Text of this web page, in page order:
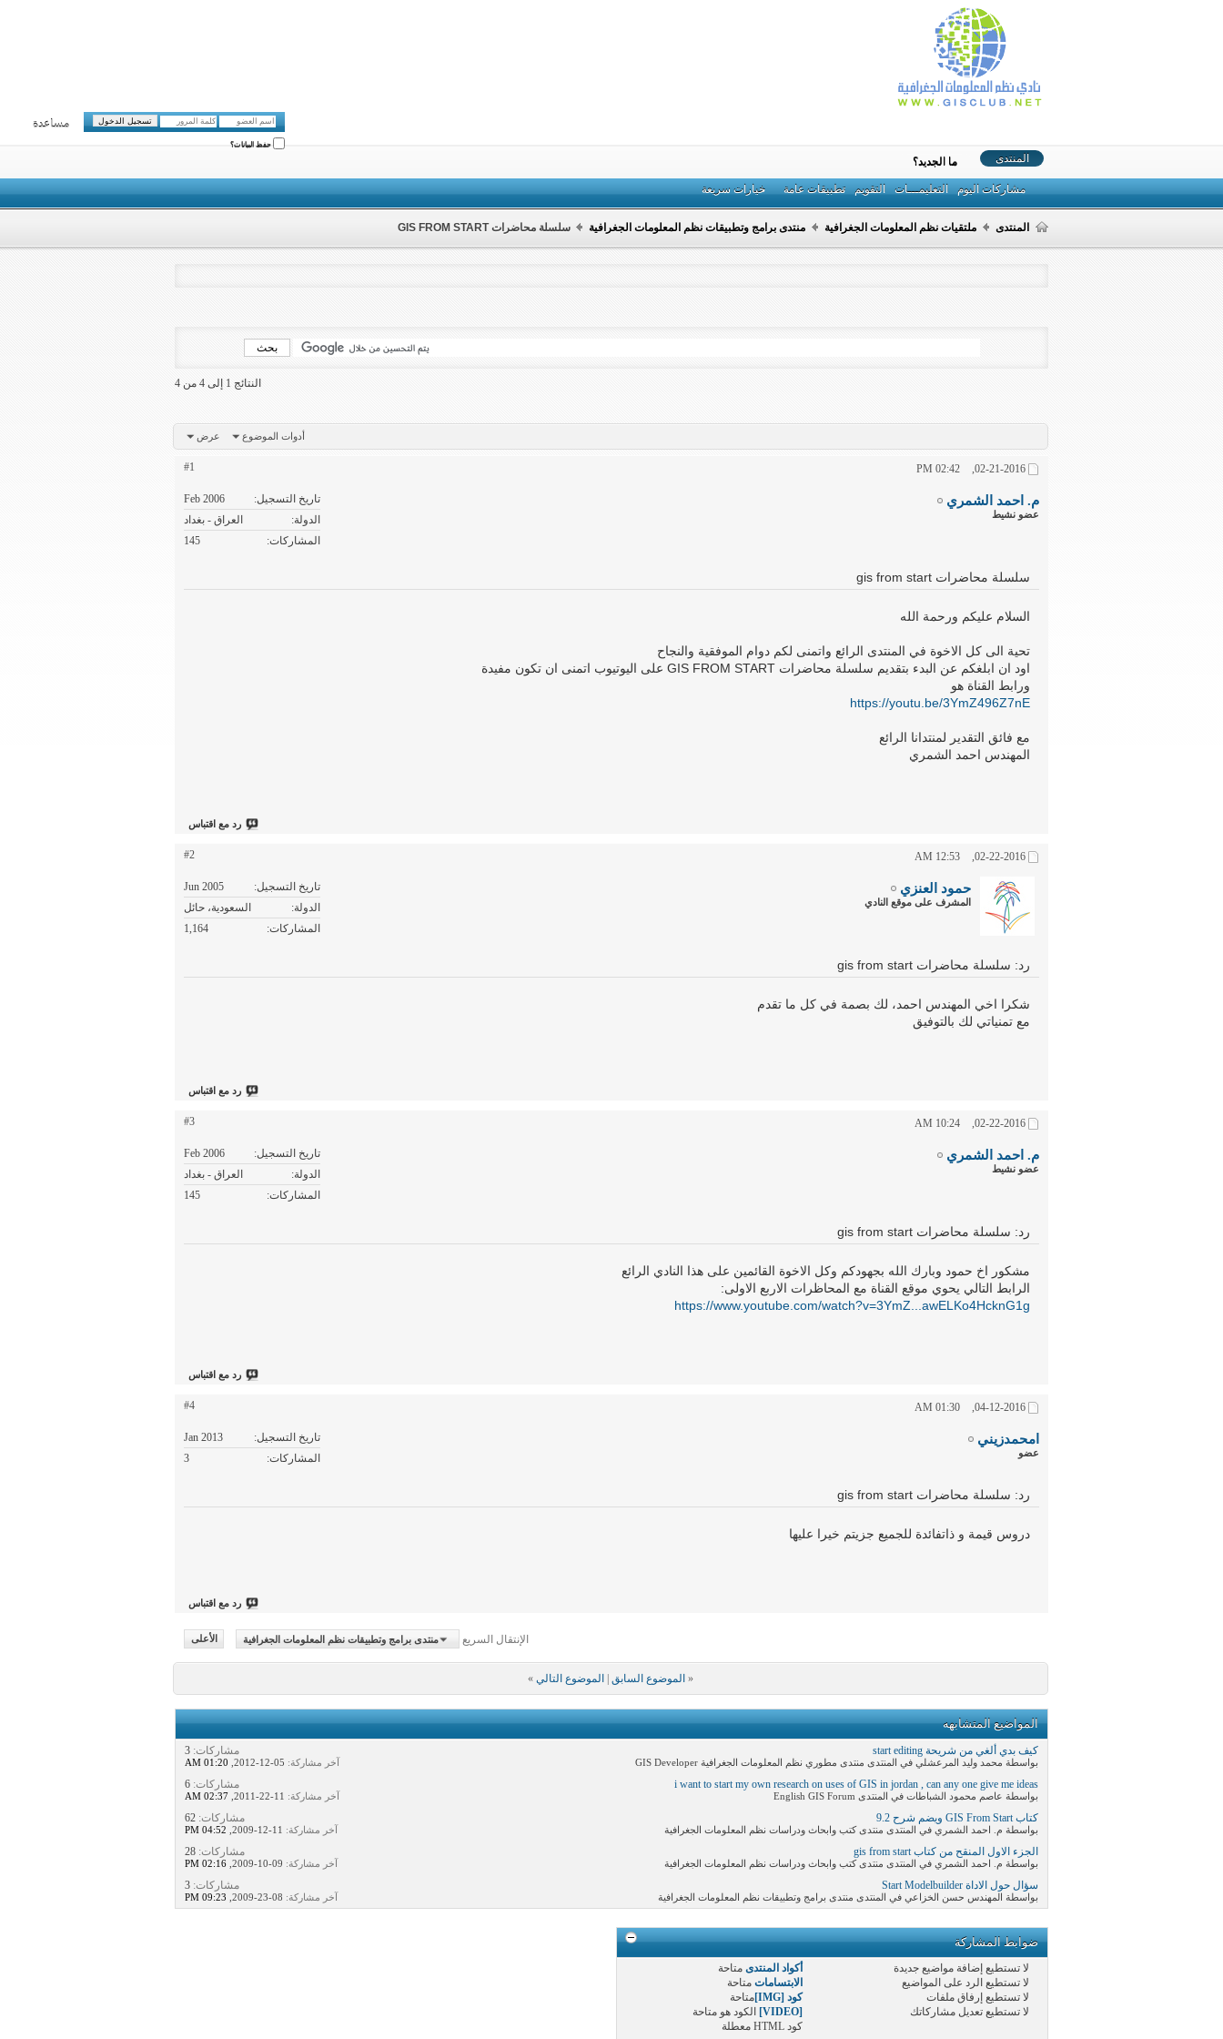
مساعدة
حفظ البيانات؟
المنتدى
مشاركات اليوم التعليمـــات التقويم تطبيقات عامة خيارات سريعة
ما الجديد؟
المنتدى ملتقيات نظم المعلومات الجغرافية منتدى برامج وتطبيقات نظم المعلومات الجغرافية سلسلة محاضرات GIS FROM START
النتائج 1 إلى 4 من 4
أدوات الموضوع عرض
02-21-2016,
02:42 PM
#1
م. احمد الشمري
عضو نشيط
تاريخ التسجيل
Feb 2006
الدولة
العراق - بغداد
المشاركات
145
سلسلة محاضرات gis from start
السلام عليكم ورحمة الله
تحية الى كل الاخوة في المنتدى الرائع واتمنى لكم دوام الموفقية والنجاح
اود ان ابلغكم عن البدء بتقديم سلسلة محاضرات GIS FROM START على اليوتيوب اتمنى ان تكون مفيدة
ورابط القناة هو
https://youtu.be/3YmZ496Z7nE
مع فائق التقدير لمنتدانا الرائع
المهندس احمد الشمري
رد مع اقتباس
02-22-2016,
12:53 AM
#2
حمود العنزي
المشرف على موقع النادي
تاريخ التسجيل
Jun 2005
الدولة
السعودية، حائل
المشاركات
1,164
رد: سلسلة محاضرات gis from start
شكرا اخي المهندس احمد، لك بصمة في كل ما تقدم
مع تمنياتي لك بالتوفيق
رد مع اقتباس
02-22-2016,
10:24 AM
#3
م. احمد الشمري
عضو نشيط
تاريخ التسجيل
Feb 2006
الدولة
العراق - بغداد
المشاركات
145
رد: سلسلة محاضرات gis from start
مشكور اخ حمود وبارك الله بجهودكم وكل الاخوة القائمين على هذا النادي الرائع
الرابط التالي يحوي موقع القناة مع المحاظرات الاربع الاولى:
https://www.youtube.com/watch?v=3YmZ...awELKo4HcknG1g
رد مع اقتباس
04-12-2016,
01:30 AM
#4
امحمدزيني
عضو
تاريخ التسجيل
Jan 2013
المشاركات
3
رد: سلسلة محاضرات gis from start
دروس قيمة و ذاتفائدة للجميع جزيتم خيرا عليها
رد مع اقتباس
الإنتقال السريع منتدى برامج وتطبيقات نظم المعلومات الجغرافية الأعلى
« الموضوع السابق الموضوع التالي »
المواضيع المتشابهه
كيف بدي ألغي من شريحة start editing
بواسطة محمد وليد المرعشلي في المنتدى منتدى مطوري نظم المعلومات الجغرافية GIS Developer
مشاركات:
آخر مشاركة: 01:20 AM
i want to start my own research on uses of GIS in jordan , can any one give me ideas
بواسطة عاصم محمود الشباطات في المنتدى English GIS Forum
مشاركات:
آخر مشاركة: 02:37 AM
كتاب GIS From Start ويضم شرح 9.2
بواسطة م. احمد الشمري في المنتدى منتدى كتب وابحاث ودراسات نظم المعلومات الجغرافية
مشاركات:
آخر مشاركة: 04:52 PM
الجزء الاول المنقح من كتاب gis from start
بواسطة م. احمد الشمري في المنتدى منتدى كتب وابحاث ودراسات نظم المعلومات الجغرافية
مشاركات:
آخر مشاركة: 02:16 PM
سؤال حول الاداة Start Modelbuilder
بواسطة المهندس حسن الخزاعي في المنتدى منتدى برامج وتطبيقات نظم المعلومات الجغرافية
مشاركات:
آخر مشاركة: 09:23 PM
ضوابط المشاركة
لا تستطيعإضافة مواضيع جديدة
لا تستطيعالرد على المواضيع
لا تستطيعإرفاق ملفات
لا تستطيعتعديل مشاركاتك
أكواد المنتدى متاحة
الابتسامات متاحة
كود [IMG]
متاحة
[VIDEO]
الكود هومتاحة
كود HTML
معطلة